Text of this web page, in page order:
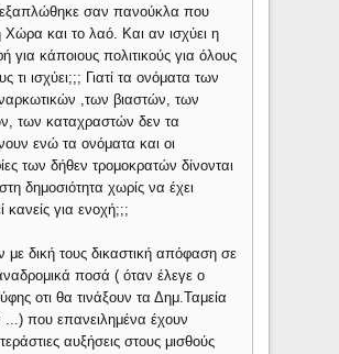
σαν πανούκλα που
Χώρα και το λαό. Και αν ισχύει η
για κάποιους πολιτικούς για όλους
τι ισχύει;;; Γιατί τα ονόματα των
,των βιαστών, των
των καταχραστών δεν τα
ενώ τα ονόματα και οι
των δήθεν τρομοκρατών δίνονται
δημοσιότητα χωρίς να έχει
κανείς για ενοχή;;;
με δική τους δικαστική απόφαση σε
ποσά ( όταν έλεγε ο
οτι θα τινάξουν τα Δημ.Ταμεία
...) που επανειλημένα έχουν
αυξήσεις στους μισθούς